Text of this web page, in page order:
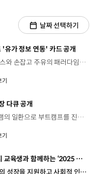
날짜 선택하기
'유가 정보 연동' 카드 공개
현대카드가 GS칼텍스와 손잡고 주유의 패러다임을 바꿔 놓을 ‘에너지플러스 현대카드’를 선보입니다. ‘에너지플러스 현대카드’는 업계 최초로 유가 정보를 연동한 ‘최저가 보장 할인’ 혜택을 담아 고객들의 편의를 강화한 것이 특징인데요. 전국 어느 GS칼텍스 주유소를 방문하든 반경 5km 내에 최저 유가를 적용받을 수 있어, 고객이 방문한 곳이 최저가 주유소가 됩니다. 현대카드는 앞으로도 고객의 더욱 편리한 주유 라이프 등 새로운 고객 경험 제공을 위해 노력을 이어나갈 예정입니다.
다큐 공개
기아가 CSR프로그램의 일환으로 부트캠프를 진행하고, 그 과정을 담은 다큐멘터리를 공개했습니다. 부트캠프는 해외 법인 및 대리점을 대상으로 CSR 연계 기술 교육을 통해 브랜드 이미지를 제고하고, 현지 정비 인프라를 강화하기 위해 추진됐는데요. 이태훈 부사장 / 기아 글로벌사업관리본부부트캠프는 기아가 추구하는 Ownership Experience Journey, 그 여정의 마중물입니다. 기아는 각국의 정부 및 대리점, 딜러와의 협업을 통해 국가별 맞춤형 과정을 제공합니다. 기아는 부트캠프에 교육용 차량과 차량 정비 매뉴얼 등 다양한 기술교육 자료를 지원하면서, 각국의 현지 맞춤형 과정을 통해 참여 학생들에게 개인 성장의 기회를 제공했습니다. Ariana Giraldo / 참가자 / 페루이번 기회를 통해 기아의 새로운 기술을 직접 경험할 수 있었고, 개인적인 성장뿐만 아니라 학문적으로도 성장하는데 큰 도움이 되었다고 생각합니다. Pablo Santiato Rodriguez / 참가자 / 멕시코 하이브리드 시스템을 비롯한 기아의 최신 기술부터 KDS를 포함한 각종 장비의 올바른 사용법까지 폭넓게 익힐 수 있었습니다. 기아는 2025년 한 해 동안 부트캠프를 통해 멕시코, 페루 등 4개국에서 87명의 전문 정비사를 배출했는데요. 올해는 에콰도르, 남아프리카공화국 등 3개국을 추가한 총 7개 국가로 지원을 확대할 예정입니다.
기아, ‘하모니움’ 2기 교육생과 함께하는 ‘2025 하반기 Kia Day’ 성료
국내 다문화 청소년의 성장을 지원하고 사회적 인식을 개선하는 ‘하모니움’ 2025년 론칭한 진로 탐색을 위한 하모니움 교육 프로그램 IT, 영상, FB, 조경 등 4가지 특화 영역 직무 교육 및 인턴십 참여 기회 제공 다문화 선배 초청 특강, 개인 프로필 촬영 등 특별 활동 운영 1기 수료생 50%가 하모니움 특화 교육 영역으로 진로 설정 지난 1월 13일, 하모니움 2기 교육생과 함께하는 ‘2025 하반기 Kia Day’ 진행 전기차 전용 공장 광명 EVO Plant에서 생산라인 견학 기아가 그려온 80년의 역사가 담긴 Kia360 헤리티지 투어 현직자 멘토링 등 산업 현장 분위기를 직접 체험 한병철 / 학생 / 하모니움이번 교육을 통해서 FB에 관심을 갖게 된 것 같아요. 커피의 향을 분류해서 한 번씩 맡아보고 샷도 내려본다는 생각에 되게 설레었던 경험이었습니다. 하모니움 3기 교육 프로그램 다문화 청소년을 비롯해 탈북 청소년까지 규모 확대 신규 참여자 모집 후, 선발된 40명 대상 4월~8월까지 교육 진행 박미소 / 학생 / 하모니움이번에 4가지 특화 영역 체험을 해보면서 ‘제 꿈이 다양해질 수도 있고 관심사가 바뀔 수도 있구나’라는 생각이 다시 들었어요. 제가 소심하고 조용한 아이였는데 사람들과 많이 대화를 해 보니까 ‘나도 말을 잘 할 수 있구나’라는 걸 알게 되어서 소중한 기회였던 것 같아요. 다양성을 존중하며 여러 영역에서 사회공헌 활동을 전개 중인 기아 “나다움을 찾는 청소년들의 꿈과 미래를 응원합니다”